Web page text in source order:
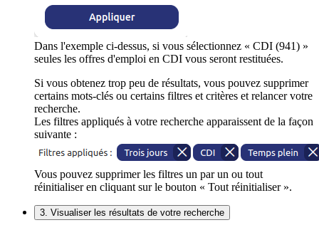
Dans l'exemple ci-dessus, si vous sélectionnez « CDI (941) »
seules les offres d'emploi en CDI vous seront restituées.
Si vous obtenez trop peu de résultats, vous pouvez supprimer
certains mots-clés ou certains filtres et critères et relancer votre
recherche.
Les filtres appliqués à votre recherche apparaissent de la façon
suivante :
Vous pouvez supprimer les filtres un par un ou tout
réinitialiser en cliquant sur le bouton « Tout réinitialiser ».
3. Visualiser les résultats de votre recherche